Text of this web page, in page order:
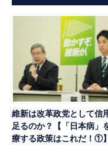
維新は改革政党として信
足るのか？【「日本病」
療する政策はこれだ！①】